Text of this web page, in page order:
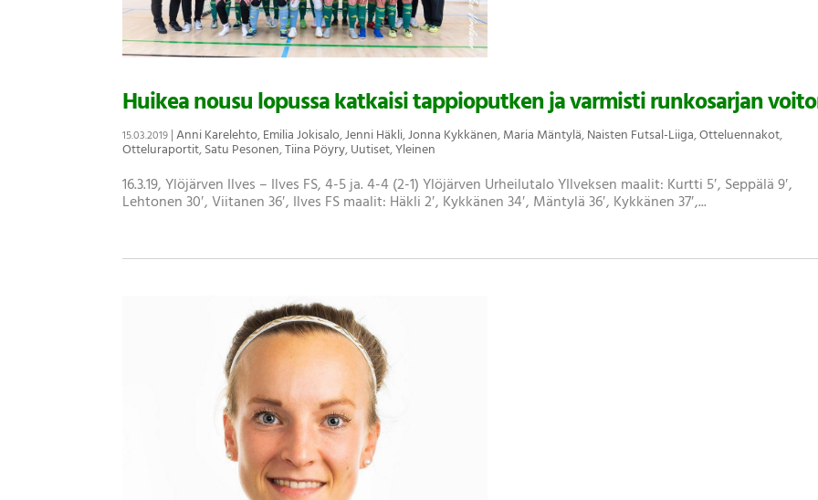
Huikea nousu lopussa katkaisi tappioputken ja varmisti runkosarjan
15.03.2019 |Anni Karelehto,Emilia Jokisalo,Jenni Häkli,Jonna Kykkänen,Maria Mäntylä,Naisten Futsal-Liiga,Otteluennakot,
Otteluraportit,Satu Pesonen,Tiina Pöyry,Uutiset,Yleinen
16.3.19, Ylöjärven Ilves – Ilves FS, 4-5 ja. 4-4 (2-1) Ylöjärven Urheilutalo YIlveksen maalit: Kurtti 5′, Seppälä 9′,
Lehtonen 30′, Viitanen 36′, Ilves FS maalit: Häkli 2′, Kykkänen 34′, Mäntylä 36′, Kykkänen 37′,...